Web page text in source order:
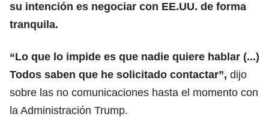
su intención es negociar con EE.UU. de forma
tranquila.
“Lo que lo impide es que nadie quiere hablar (...)
Todos saben que he solicitado contactar”, dijo
sobre las no comunicaciones hasta el momento con
la Administración Trump.